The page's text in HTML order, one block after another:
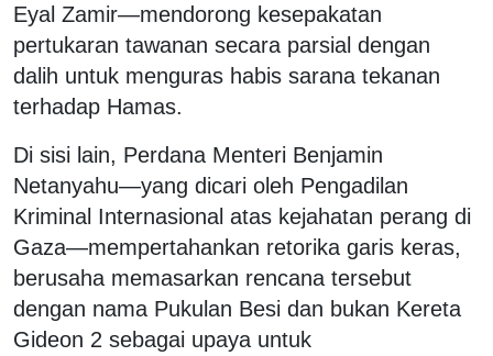
Eyal Zamir—mendorong kesepakatan
pertukaran tawanan secara parsial dengan
dalih untuk menguras habis sarana tekanan
terhadap Hamas.
Di sisi lain, Perdana Menteri Benjamin
Netanyahu—yang dicari oleh Pengadilan
Kriminal Internasional atas kejahatan perang di
Gaza—mempertahankan retorika garis keras,
berusaha memasarkan rencana tersebut
dengan nama Pukulan Besi dan bukan Kereta
Gideon 2 sebagai upaya untuk